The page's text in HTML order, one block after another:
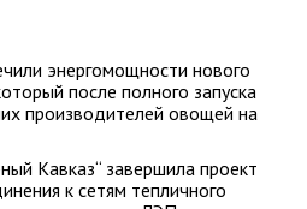
энергомощности нового
после полного запуска
производителей овощей на
Кавказ“ завершила проект
к сетям тепличного